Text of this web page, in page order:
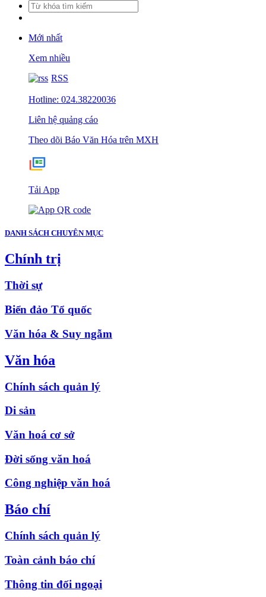
Mới nhất
Xem nhiều
RSS
Hotline: 024.38220036
Liên hệ quảng cáo
Theo dõi Báo Văn Hóa trên MXH
Tải App
DANH SÁCH CHUYÊN MỤC
Chính trị
Thời sự
Biển đảo Tổ quốc
Văn hóa & Suy ngẫm
Văn hóa
Chính sách quản lý
Di sản
Văn hoá cơ sở
Đời sống văn hoá
Công nghiệp văn hoá
Báo chí
Chính sách quản lý
Toàn cảnh báo chí
Thông tin đối ngoại